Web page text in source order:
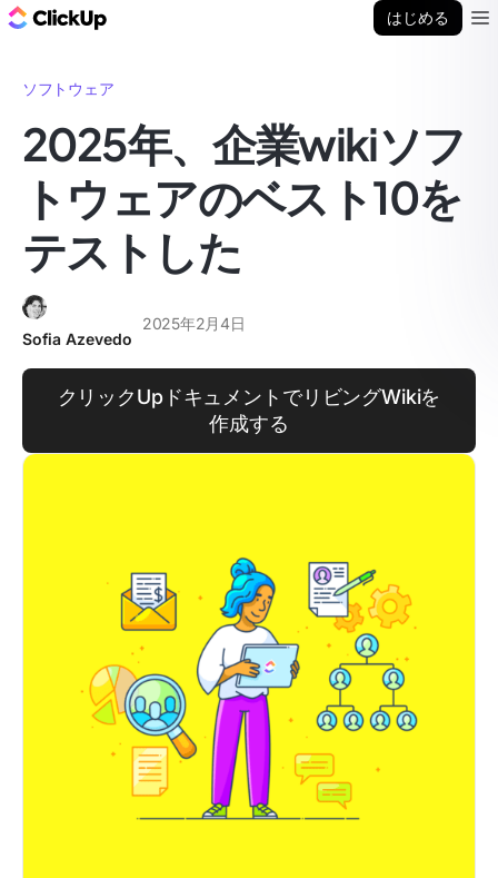
はじめる
ソフトウェア
2025年、企業wikiソフ
トウェアのベスト10を
テストした
Sofia Azevedo
2025年2月4日
クリックUpドキュメントでリビングWikiを
作成する